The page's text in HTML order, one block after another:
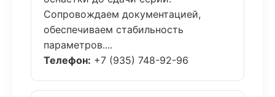
Сопровождаем документацией,
обеспечиваем стабильность
параметров....
Телефон: +7 (935) 748-92-96